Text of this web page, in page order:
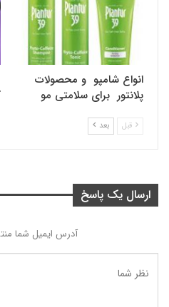
انواع شامپو و محصولات
پلانتور برای سلامتی مو
قبل بعد
ارسال یک پاسخ
آدرس ایمیل شما